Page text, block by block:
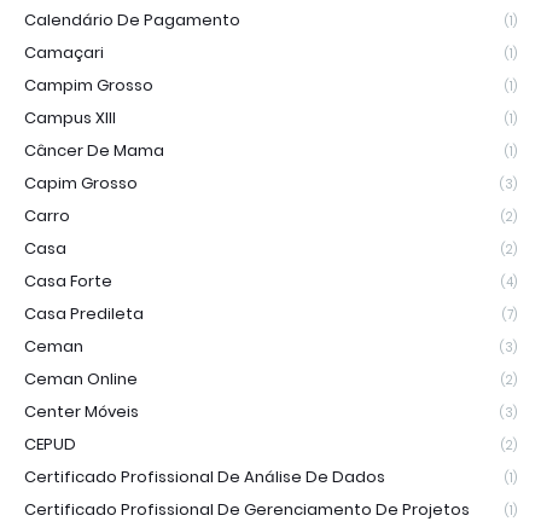
Calendário De Pagamento (1)
Camaçari (1)
Campim Grosso (1)
Campus XIII (1)
Câncer De Mama (1)
Capim Grosso (3)
Carro (2)
Casa (2)
Casa Forte (4)
Casa Predileta (7)
Ceman (3)
Ceman Online (2)
Center Móveis (3)
CEPUD (2)
Certificado Profissional De Análise De Dados (1)
Certificado Profissional De Gerenciamento De Projetos (1)